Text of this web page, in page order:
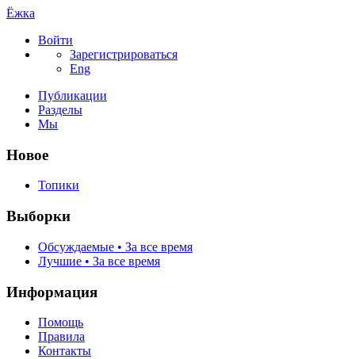
Ёжка
Войти
Зарегистрироваться
Eng
Публикации
Разделы
Мы
Новое
Топики
Выборки
Обсуждаемые • За все время
Лучшие • За все время
Информация
Помощь
Правила
Контакты